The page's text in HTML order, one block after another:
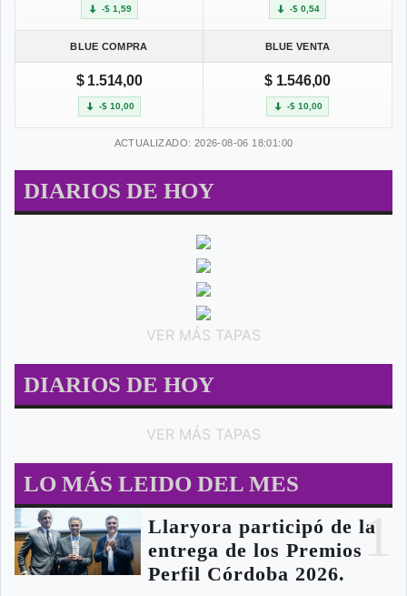
-$ 1,59 -$ 0,54
BLUE COMPRA BLUE VENTA
$ 1.514,00
-$ 10,00
$ 1.546,00
-$ 10,00
ACTUALIZADO: 2026-08-06 18:01:00
DIARIOS DE HOY
VER MÁS TAPAS
DIARIOS DE HOY
VER MÁS TAPAS
LO MÁS LEIDO DEL MES
1
Llaryora participó de la
entrega de los Premios
Perfil Córdoba 2026.